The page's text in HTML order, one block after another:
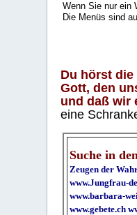
Wenn Sie nur ein
Die Menüs sind
Du hörst
Gott, den
und daß wir
eine
Suche in
Zeugen der
www.Jungfrau-
www.barbara-
www.gebete.ch